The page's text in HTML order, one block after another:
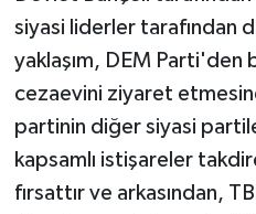
siyasi liderler tarafından
yaklaşım, DEM Parti'den
cezaevini ziyaret
partinin diğer siyasi
kapsamlı istişareler
fırsattır ve arkasından,